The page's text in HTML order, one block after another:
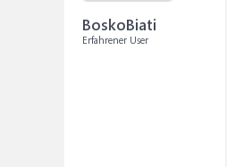
BoskoBiati
Erfahrener User